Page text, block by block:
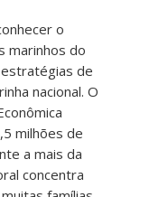
o
marinhos do
de
nacional. O
milhões de
a mais da
concentra